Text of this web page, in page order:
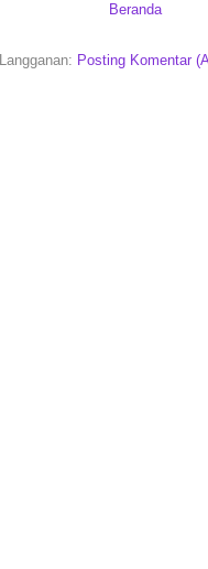
Beranda
Langganan: Posting Komentar